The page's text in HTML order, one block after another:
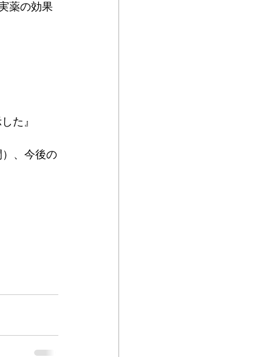
薬の効果
た』
、今後の